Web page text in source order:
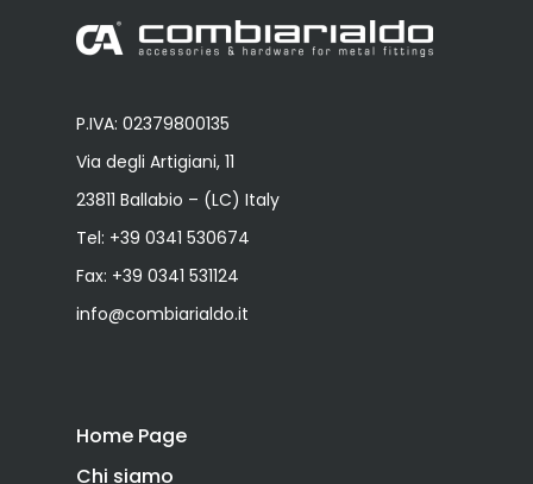
P.IVA: 02379800135
Via degli Artigiani, 11
23811 Ballabio – (LC) Italy
Tel: +39 0341 530674
Fax: +39 0341 531124
info@combiarialdo.it
Home Page
Chi siamo